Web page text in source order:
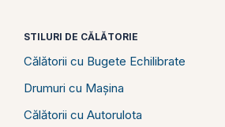
STILURI DE CĂLĂTORIE
Călătorii cu Bugete Echilibrate
Drumuri cu Mașina
Călătorii cu Autorulota